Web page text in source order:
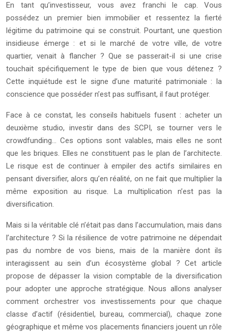
En tant qu’investisseur, vous avez franchi le cap. Vous
possédez un premier bien immobilier et ressentez la fierté
légitime du patrimoine qui se construit. Pourtant, une question
insidieuse émerge : et si le marché de votre ville, de votre
quartier, venait à flancher ? Que se passerait-il si une crise
touchait spécifiquement le type de bien que vous détenez ?
Cette inquiétude est le signe d’une maturité patrimoniale : la
conscience que posséder n’est pas suffisant, il faut protéger.
Face à ce constat, les conseils habituels fusent : acheter un
deuxième studio, investir dans des SCPI, se tourner vers le
crowdfunding… Ces options sont valables, mais elles ne sont
que les briques. Elles ne constituent pas le plan de l’architecte.
Le risque est de continuer à empiler des actifs similaires en
pensant diversifier, alors qu’en réalité, on ne fait que multiplier la
même exposition au risque. La multiplication n’est pas la
diversification.
Mais si la véritable clé n’était pas dans l’accumulation, mais dans
l’architecture ? Si la résilience de votre patrimoine ne dépendait
pas du nombre de vos biens, mais de la manière dont ils
interagissent au sein d’un écosystème global ? Cet article
propose de dépasser la vision comptable de la diversification
pour adopter une approche stratégique. Nous allons analyser
comment orchestrer vos investissements pour que chaque
classe d’actif (résidentiel, bureau, commercial), chaque zone
géographique et même vos placements financiers jouent un rôle